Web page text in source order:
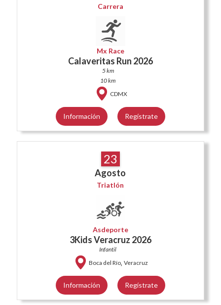
Carrera
Mx Race
Calaveritas Run 2026
5 km
10 km
CDMX
Información Regístrate
23
Agosto
Triatlón
Asdeporte
3Kids Veracruz 2026
Infantil
Boca del Río, Veracruz
Información Regístrate